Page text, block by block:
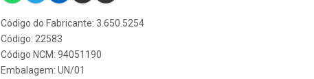
Código do Fabricante: 3.650.5254
Código: 22583
Código NCM: 94051190
Embalagem: UN/01